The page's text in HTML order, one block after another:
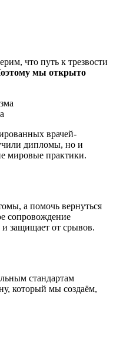
что путь к трезвости
мы открыто
врачей-
дипломы, но и
мировые практики.
а помочь вернуться
сопровождение
и защищает от срывов.
стандартам
который мы создаём,